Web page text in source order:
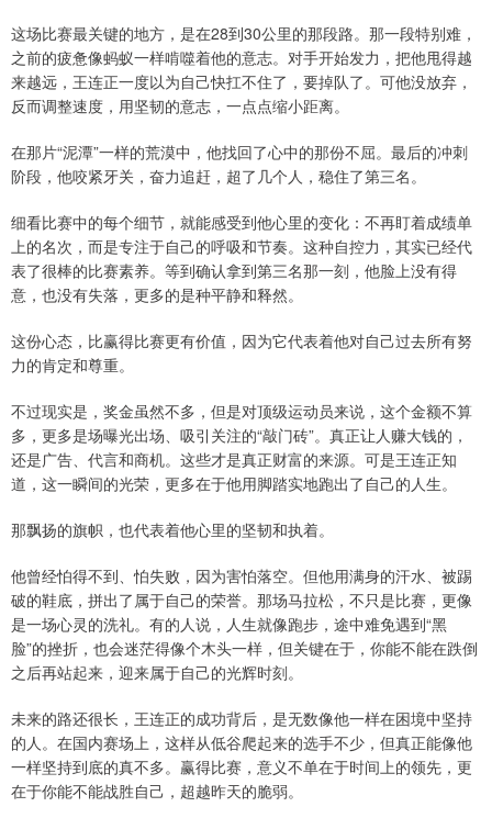
这场比赛最关键的地方，是在28到30公里的那段路。那一段特别难，
之前的疲惫像蚂蚁一样啃噬着他的意志。对手开始发力，把他甩得越
来越远，王连正一度以为自己快扛不住了，要掉队了。可他没放弃，
反而调整速度，用坚韧的意志，一点点缩小距离。
在那片“泥潭”一样的荒漠中，他找回了心中的那份不屈。最后的冲刺
阶段，他咬紧牙关，奋力追赶，超了几个人，稳住了第三名。
细看比赛中的每个细节，就能感受到他心里的变化：不再盯着成绩单
上的名次，而是专注于自己的呼吸和节奏。这种自控力，其实已经代
表了很棒的比赛素养。等到确认拿到第三名那一刻，他脸上没有得
意，也没有失落，更多的是种平静和释然。
这份心态，比赢得比赛更有价值，因为它代表着他对自己过去所有努
力的肯定和尊重。
不过现实是，奖金虽然不多，但是对顶级运动员来说，这个金额不算
多，更多是场曝光出场、吸引关注的“敲门砖”。真正让人赚大钱的，
还是广告、代言和商机。这些才是真正财富的来源。可是王连正知
道，这一瞬间的光荣，更多在于他用脚踏实地跑出了自己的人生。
那飘扬的旗帜，也代表着他心里的坚韧和执着。
他曾经怕得不到、怕失败，因为害怕落空。但他用满身的汗水、被踢
破的鞋底，拼出了属于自己的荣誉。那场马拉松，不只是比赛，更像
是一场心灵的洗礼。有的人说，人生就像跑步，途中难免遇到“黑
脸”的挫折，也会迷茫得像个木头一样，但关键在于，你能不能在跌倒
之后再站起来，迎来属于自己的光辉时刻。
未来的路还很长，王连正的成功背后，是无数像他一样在困境中坚持
的人。在国内赛场上，这样从低谷爬起来的选手不少，但真正能像他
一样坚持到底的真不多。赢得比赛，意义不单在于时间上的领先，更
在于你能不能战胜自己，超越昨天的脆弱。